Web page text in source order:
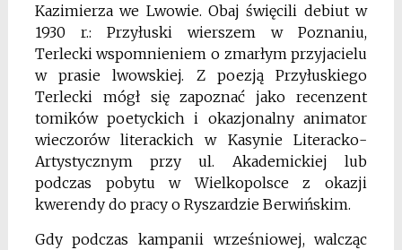
Kazimierza we Lwowie. Obaj święcili debiut w
1930 r.: Przyłuski wierszem w Poznaniu,
Terlecki wspomnieniem o zmarłym przyjacielu
w prasie lwowskiej. Z poezją Przyłuskiego
Terlecki mógł się zapoznać jako recenzent
tomików poetyckich i okazjonalny animator
wieczorów literackich w Kasynie Literacko-
Artystycznym przy ul. Akademickiej lub
podczas pobytu w Wielkopolsce z okazji
kwerendy do pracy o Ryszardzie Berwińskim.
Gdy podczas kampanii wrześniowej, walcząc